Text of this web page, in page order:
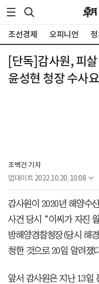
조선경제 오피니언
[단독]감사원, 피
윤성현 청장 수사
조백건 기자
업데이트 2022.10.20. 10:08
감사원이 2020년 해양수
사건 당시 “이씨가 자진
방해양경찰청장(당시 해
청한 것으로 20일 알려졌
앞서 감사원은 지난 13일